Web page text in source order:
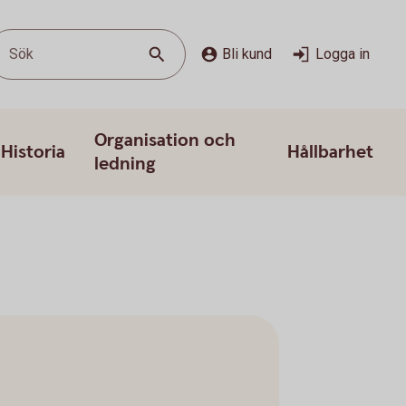
Sök Bli kund Logga in
Historia
Organisation och
ledning
Hållbarhet